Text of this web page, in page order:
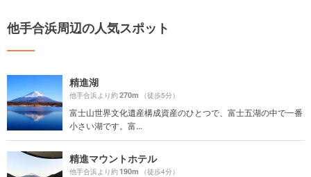
他手合浜周辺の人気スポット
精進湖
他手合浜より約270m （徒歩5分）
富士山世界文化遺産構成資産のひとつで、富士五湖の中で一番
小さい湖です。富...
精進マウントホテル
他手合浜より約190m （徒歩4分）